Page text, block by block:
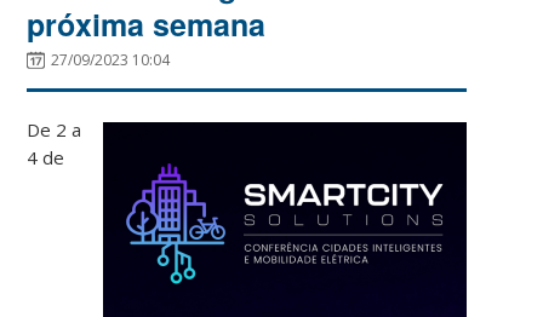
próxima semana
27/09/2023 10:04
De 2 a
4 de